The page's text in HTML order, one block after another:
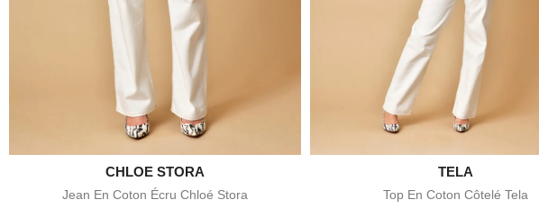
Aperçu rapide
CHLOE STORA
Jean En Coton Écru Chloé Stora
Aperçu rapide
TELA
Top En Coton Côtelé Tela